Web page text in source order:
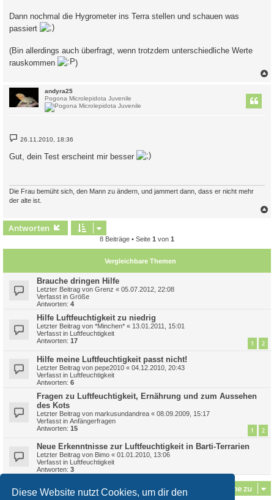
Diese Website nutzt Cookies, um dir den
Dann nochmal die Hygrometer ins Terra stellen und schauen was
passiert
(Bin allerdings auch überfragt, wenn trotzdem unterschiedliche Werte
rauskommen
)
andyra25
Pogona Microlepidota Juvenile
B
e
t
26.11.2010, 18:36
Gut, dein Test erscheint mir besser
Die Frau bemüht sich, den Mann zu ändern, und jammert dann, dass er nicht mehr
der alte ist.
b
Antworten
8 Beiträge • Seite 1 von 1
Vergleichbare Themen
Brauche dringen Hilfe
Letzter Beitrag von Grenz « 05.07.2012, 22:08
Verfasst in Größe
Antworten: 4
Hilfe Luftfeuchtigkeit zu niedrig
Letzter Beitrag von *Minchen* « 13.01.2011, 15:01
Verfasst in Luftfeuchtigkeit
Antworten: 17 1 2
Hilfe meine Luftfeuchtigkeit passt nicht!
Letzter Beitrag von pepe2010 « 04.12.2010, 20:43
Verfasst in Luftfeuchtigkeit
Antworten: 6
Fragen zu Luftfeuchtigkeit, Ernährung und zum Aussehen
des Kots
Letzter Beitrag von markusundandrea « 08.09.2009, 15:17
Verfasst in Anfängerfragen
Antworten: 15 1 2
Neue Erkenntnisse zur Luftfeuchtigkeit in Barti-Terrarien
Letzter Beitrag von Bimo « 01.01.2010, 13:06
Verfasst in Luftfeuchtigkeit
Antworten: 3
Gehe zu